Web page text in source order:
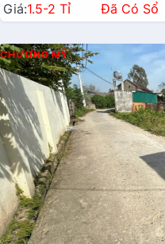
Giá:1.5-2 Tỉ Đã Có Sổ
CHƯƠNG MỸ